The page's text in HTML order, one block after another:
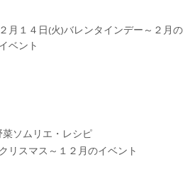
２月１４日(火)バレンタインデー～２月の
イベント
菜ソムリエ・レシピ
クリスマス～１２月のイベント